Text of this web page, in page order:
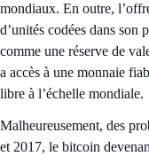
mondiaux. En outre,
d’unités codées dans
comme une réserve de
a accès à une monnaie
libre à l’échelle mondiale.
Malheureusement, des
et 2017, le bitcoin